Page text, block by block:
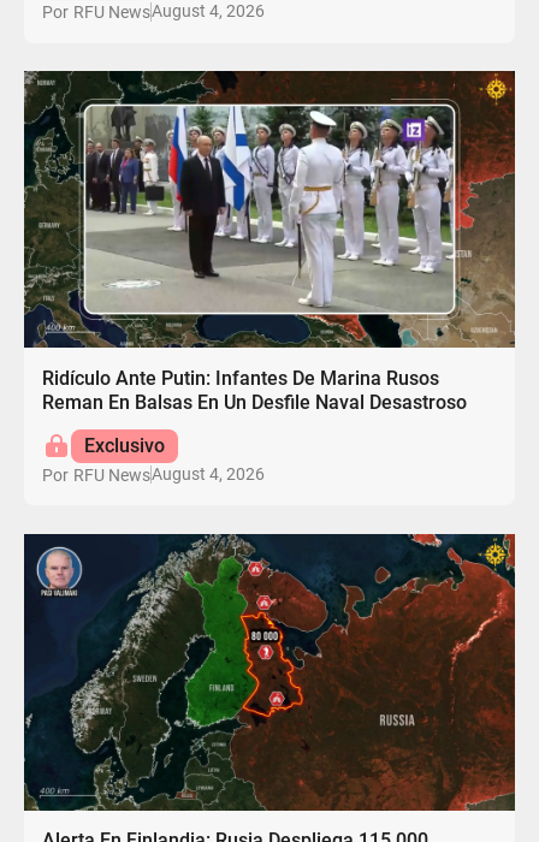
Por RFU NewsAugust 4, 2026
Ridículo Ante Putin: Infantes De Marina Rusos
Reman En Balsas En Un Desfile Naval Desastroso
Exclusivo
Por RFU NewsAugust 4, 2026